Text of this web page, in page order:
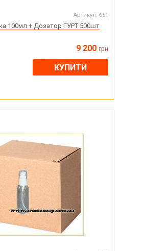
Артикул: 651
100мл + Дозатор ГУРТ 500шт
9 200 грн
КУПИТИ